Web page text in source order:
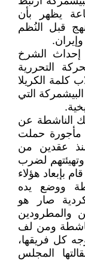
يظهر بأن
قبل النُظم
إحداث الشرخ
التحررية
كلمة الكريلا
التي
الناشطة عن
مأجورة حملت
عقدين من
لضرب
بإبعاد هؤلاء
ووضع يده
صار هو
والمطرودين
ومن لف
كل فريقها،
المجلس